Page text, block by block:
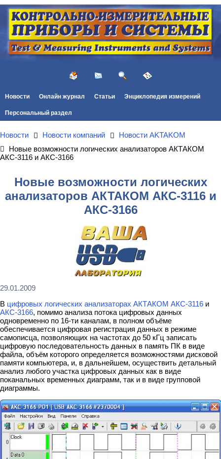
Новости Онлайн журнал Статьи Энциклопедия измерений
Персональный раздел
Новости Новости компаний
Новости AKTAKOM
Новые возможности логических анализаторов АКТАКОМ
АКС-3116 и АКС-3166
Новые возможности логических
анализаторов АКТАКОМ АКС-3116 и
АКС-3166
29.01.2009
В цифровых логических анализаторах АКТАКОМ АКС-3116 и
АКС-3166, помимо анализа потока цифровых данных
одновременно по 16-ти каналам, в полном объёме
обеспечивается цифровая регистрация данных в режиме
самописца, позволяющих на частотах до 50 кГц записать
цифровую последовательность данных в память ПК в виде
файла, объём которого определяется возможностями дисковой
памяти компьютера, и, в дальнейшем, осуществить детальный
анализ любого участка цифровых данных как в виде
поканальных временных диаграмм, так и в виде групповой
диаграммы.